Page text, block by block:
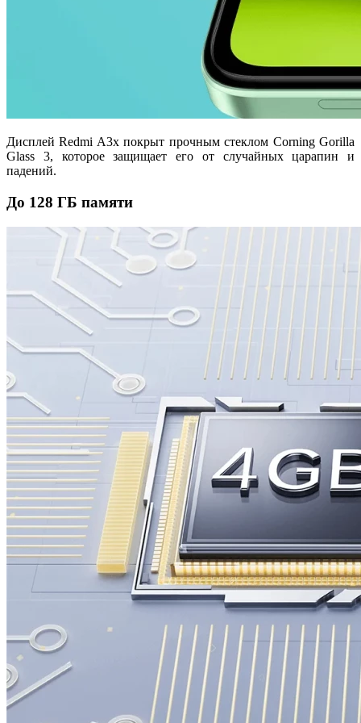
Дисплей Redmi A3x покрыт прочным стеклом Corning Gorilla
Glass 3, которое защищает его от случайных царапин и
падений.
До 128 ГБ памяти